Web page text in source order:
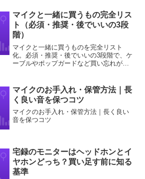
マイクと一緒に買うもの完全リス
ト（必須・推奨・後でいいの3段
階）
マイクと一緒に買うものを完全リスト
化。必須・推奨・後でいいの3段階で、ケ
ーブルやポップガードなど買い忘れがち
マイクのお手入れ・保管方法｜長
く良い音を保つコツ
マイクのお手入れ・保管方法｜長く良い
音を保つコツ
宅録のモニターはヘッドホンとイ
ヤホンどっち？買い足す前に知る
基準